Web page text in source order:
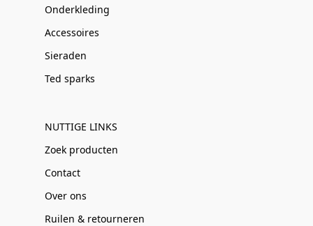
Onderkleding
Accessoires
Sieraden
Ted sparks
NUTTIGE LINKS
Zoek producten
Contact
Over ons
Ruilen & retourneren